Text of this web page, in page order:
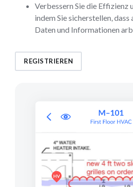
Verbessern Sie die Effizienz
indem Sie sicherstellen,
Daten und Informationen
REGISTRIEREN